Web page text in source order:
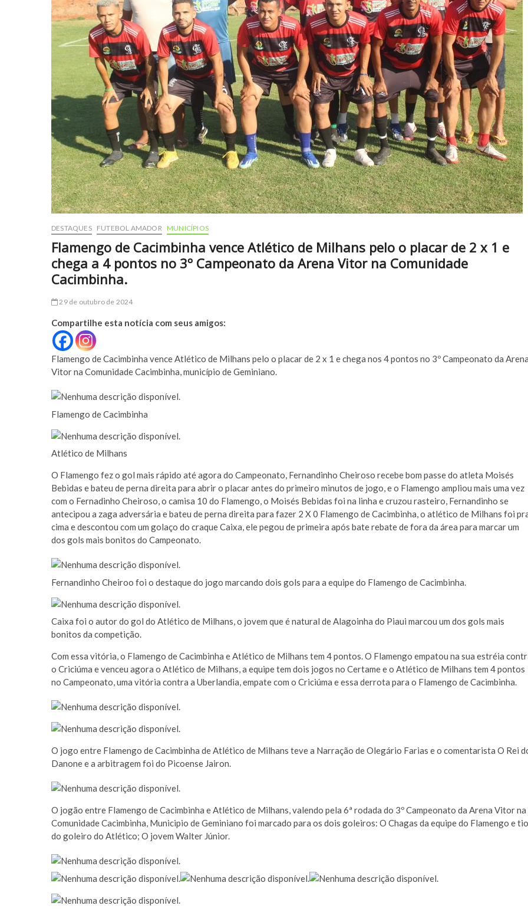
DESTAQUES FUTEBOL AMADOR MUNICÍPIOS
Flamengo de Cacimbinha vence Atlético de Milhans pelo o placar de 2 x 1 e
chega a 4 pontos no 3º Campeonato da Arena Vitor na Comunidade
Cacimbinha.
29 de outubro de 2024
Compartilhe esta notícia com seus amigos:
Flamengo de Cacimbinha vence Atlético de Milhans pelo o placar de 2 x 1 e chega nos 4 pontos no 3º Campeonato da
Vitor na Comunidade Cacimbinha, município de Geminiano.
Flamengo de Cacimbinha
Atlético de Milhans
O Flamengo fez o gol mais rápido até agora do Campeonato, Fernandinho Cheiroso recebe bom passe do atleta Moisés
Bebidas e bateu de perna direita para abrir o placar antes do primeiro minutos de jogo, e o Flamengo ampliou mais uma vez
com o Fernadinho Cheiroso, o camisa 10 do Flamengo, o Moisés Bebidas foi na linha e cruzou rasteiro, Fernandinho se
antecipou a zaga adversária e bateu de perna direita para fazer 2 X 0 Flamengo de Cacimbinha, o atlético de Milhans foi
cima e descontou com um golaço do craque Caixa, ele pegou de primeira após bate rebate de fora da área para marcar um
dos gols mais bonitos do Campeonato.
Fernandinho Cheiroo foi o destaque do jogo marcando dois gols para a equipe do Flamengo de Cacimbinha.
Caixa foi o autor do gol do Atlético de Milhans, o jovem que é natural de Alagoinha do Piaui marcou um dos gols mais
bonitos da competição.
Com essa vitória, o Flamengo de Cacimbinha e Atlético de Milhans tem 4 pontos. O Flamengo empatou na sua estréia
o Criciúma e venceu agora o Atlético de Milhans, a equipe tem dois jogos no Certame e o Atlético de Milhans tem 4 pontos
no Campeonato, uma vitória contra a Uberlandia, empate com o Criciúma e essa derrota para o Flamengo de Cacimbinha.
O jogo entre Flamengo de Cacimbinha de Atlético de Milhans teve a Narração de Olegário Farias e o comentarista O Rei
Danone e a arbitragem foi do Picoense Jairon.
O jogão entre Flamengo de Cacimbinha e Atlético de Milhans, valendo pela 6ª rodada do 3º Campeonato da Arena Vitor na
Comunidade Cacimbinha, Municipio de Geminiano foi marcado para os dois goleiros: O Chagas da equipe do Flamengo e tio
do goleiro do Atlético; O jovem Walter Júnior.